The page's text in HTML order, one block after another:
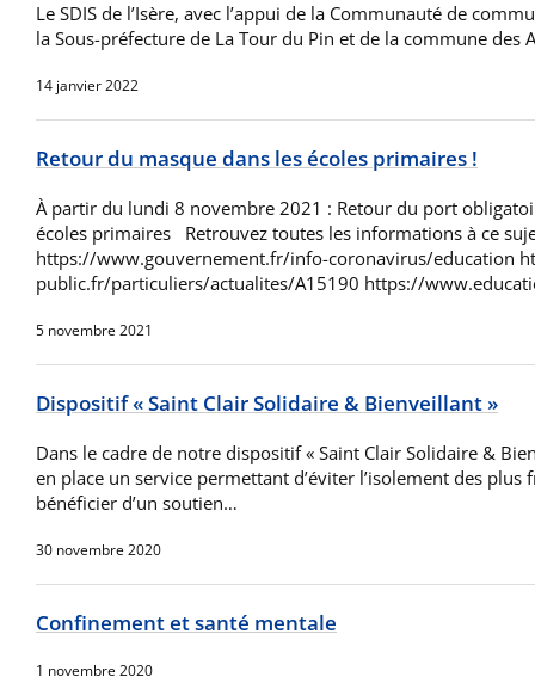
Le SDIS de l’Isère, avec l’appui de la Communauté de
la Sous-préfecture de La Tour du Pin et de la commune des
14 janvier 2022
Retour du masque dans les écoles primaires !
À partir du lundi 8 novembre 2021 : Retour du port
écoles primaires Retrouvez toutes les informations à ce
https://www.gouvernement.fr/info-coronavirus/education
public.fr/particuliers/actualites/A15190 https://
5 novembre 2021
Dispositif « Saint Clair Solidaire & Bienveillant »
Dans le cadre de notre dispositif « Saint Clair Solidaire &
en place un service permettant d’éviter l’isolement des
bénéficier d’un soutien…
30 novembre 2020
Confinement et santé mentale
1 novembre 2020